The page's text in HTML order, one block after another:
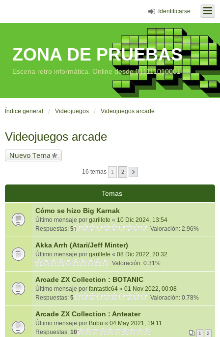
Identificarse
ZONA DE PRUEBAS
Escena retro informática. Online desde 011111010001
Índice general Videojuegos Videojuegos arcade
Videojuegos arcade
Nuevo Tema
16 temas 1 2
Temas
Cómo se hizo Big Karnak
Último mensaje por garillete « 10 Dic 2024, 13:54
Respuestas: 5 Valoración: 2.96%
Akka Arrh (Atari/Jeff Minter)
Último mensaje por garillete « 08 Dic 2022, 20:32
Valoración: 0.31%
Arcade ZX Collection : BOTANIC
Último mensaje por fantastic64 « 01 Nov 2022, 00:08
Respuestas: 5 Valoración: 0.78%
Arcade ZX Collection : Anteater
Último mensaje por Bubu « 04 May 2021, 19:11
Respuestas: 10 1 2